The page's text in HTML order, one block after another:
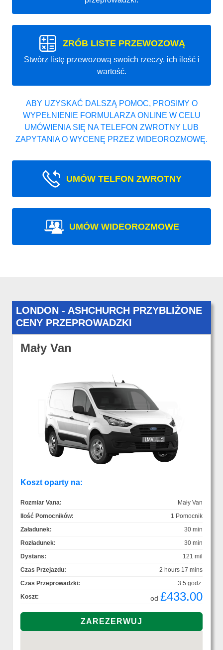
ZRÓB LISTE PRZEWOZOWĄ
Stwórz listę przewozową swoich rzeczy, ich ilość i
wartość.
ABY UZYSKAĆ DALSZĄ POMOC, PROSIMY O
WYPEŁNIENIE FORMULARZA ONLINE W CELU
UMÓWIENIA SIĘ NA TELEFON ZWROTNY LUB
ZAPYTANIA O WYCENĘ PRZEZ WIDEOROZMOWĘ.
UMÓW TELFON ZWROTNY
UMÓW WIDEOROZMOWE
LONDON - ASHCHURCH PRZYBLIŻONE
CENY PRZEPROWADZKI
Mały Van
Koszt oparty na:
Rozmiar Vana:
Mały Van
Ilość Pomocników:
1 Pomocnik
Załadunek:
30 min
Rozładunek:
30 min
Dystans:
121 mil
Czas Przejazdu:
2 hours 17 mins
Czas Przeprowadzki:
3.5 godz.
Koszt:
od £433.00